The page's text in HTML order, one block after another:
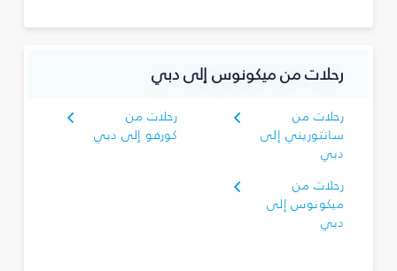
رحلات من ميكونوس إلى دبي
رحلات من
سانتوريني إلى
دبي
رحلات من
كورفو إلى دبي
رحلات من
ميكونوس إلى
دبي